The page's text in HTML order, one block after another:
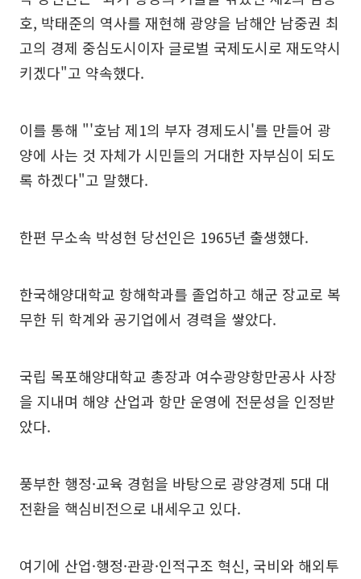
호, 박태준의 역사를 재현해 광양을 남해안 남중권 최
고의 경제 중심도시이자 글로벌 국제도시로 재도약시
키겠다"고 약속했다.
이를 통해 "'호남 제1의 부자 경제도시'를 만들어 광
양에 사는 것 자체가 시민들의 거대한 자부심이 되도
록 하겠다"고 말했다.
한편 무소속 박성현 당선인은 1965년 출생했다.
한국해양대학교 항해학과를 졸업하고 해군 장교로 복
무한 뒤 학계와 공기업에서 경력을 쌓았다.
국립 목포해양대학교 총장과 여수광양항만공사 사장
을 지내며 해양 산업과 항만 운영에 전문성을 인정받
았다.
풍부한 행정·교육 경험을 바탕으로 광양경제 5대 대
전환을 핵심비전으로 내세우고 있다.
여기에 산업·행정·관광·인적구조 혁신, 국비와 해외투